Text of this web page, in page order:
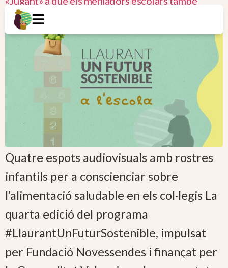
siguen sostenibles…
Quatre espots audiovisuals amb rostres
infantils per a conscienciar sobre
l’alimentació saludable en els col·legis La
quarta edició del programa
#LlaurantUnFuturSostenible, impulsat
per Fundació Novessendes i finançat per